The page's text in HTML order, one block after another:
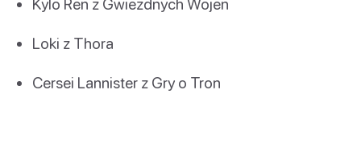
Loki z Thora
Cersei Lannister z Gry o Tron